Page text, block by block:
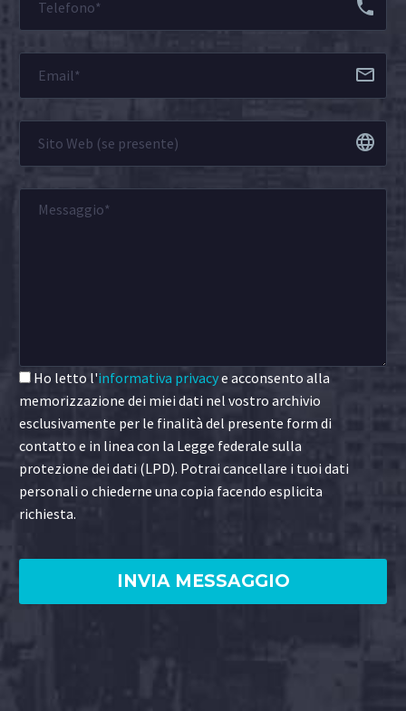
Ho letto l'informativa privacye acconsento alla
memorizzazione dei miei dati nel vostro archivio
esclusivamente per le finalità del presente form di
contatto e in linea con la Legge federale sulla
protezione dei dati (LPD). Potrai cancellare i tuoi dati
personali o chiederne una copia facendo esplicita
richiesta.